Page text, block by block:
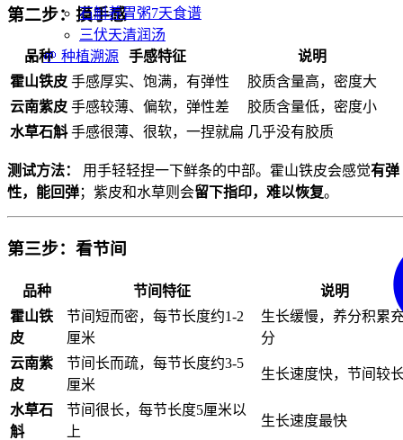
石斛养胃粥7天食谱
三伏天清润汤
🌱 种植溯源
第二步：摸手感
品种 手感特征
说明
霍山铁皮 手感厚实、饱满，有弹性
胶质含量高，密度大
云南紫皮 手感较薄、偏软，弹性差
胶质含量低，密度小
水草石斛 手感很薄、很软，一捏就扁 几乎没有胶质
测试方法： 用手轻轻捏一下鲜条的中部。霍山铁皮会感觉有弹
性，能回弹；紫皮和水草则会留下指印，难以恢复。
第三步：看节间
品种 节间特征
说明
霍山铁
皮
节间短而密，每节长度约1-2
厘米
生长缓慢，养分积累
分
云南紫
皮
节间长而疏，每节长度约3-5
厘米
生长速度快，节间较
水草石
斛
节间很长，每节长度5厘米以
上
生长速度最快